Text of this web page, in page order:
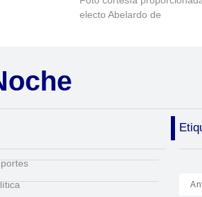
electo Abelardo de